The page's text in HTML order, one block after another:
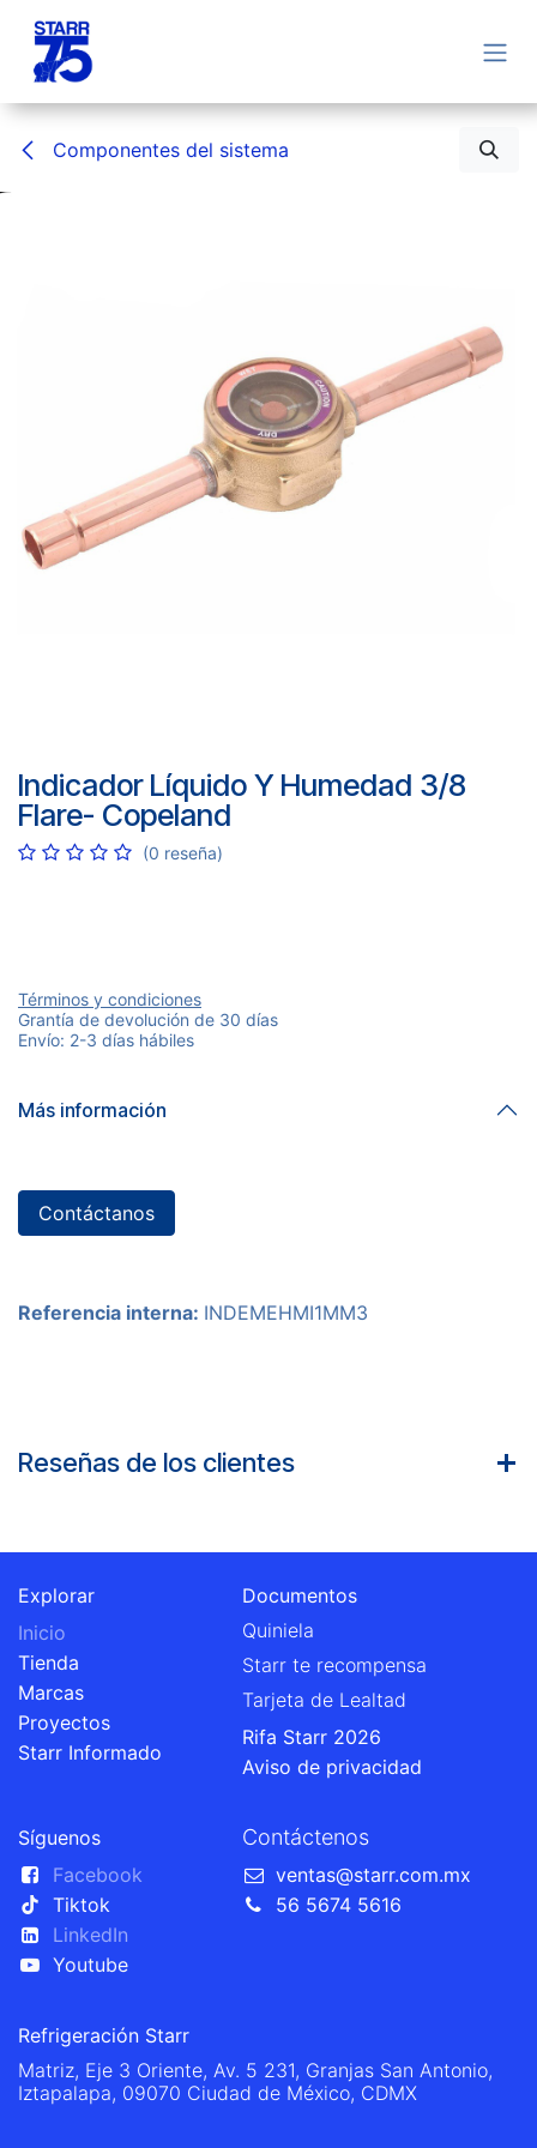
Componentes del sistema
Indicador Líquido Y Humedad 3/8
Flare- Copeland
(0 reseña)
Términos y condiciones
Grantía de devolución de 30 días
Envío: 2-3 días hábiles
Más información
Contáctanos
Referencia interna: INDEMEHMI1MM3
Reseñas de los clientes
Explorar
Inicio
Tienda
Marcas
Proyectos
Starr Informado
Documentos
Quiniela
Starr te recompensa
Tarjeta de Lealtad
Rifa Starr 2026
Aviso de privacidad
Síguenos
Facebook
Tiktok
LinkedIn
Youtube
Contáctenos
ventas@starr.com.mx
56 5674 5616
Refrigeración Starr
Matriz, Eje 3 Oriente, Av. 5 231, Granjas San Antonio,
Iztapalapa, 09070 Ciudad de México, CDMX